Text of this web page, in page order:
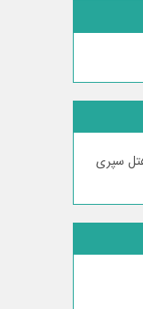
در ھتل سپری